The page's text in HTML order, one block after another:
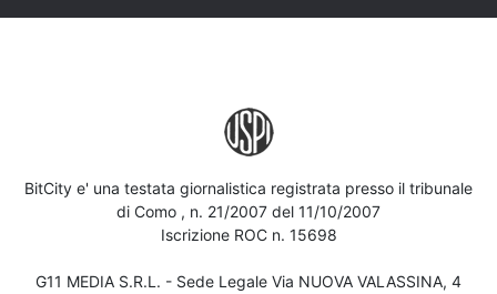
BitCity e' una testata giornalistica registrata presso il tribunale
di Como , n. 21/2007 del 11/10/2007
Iscrizione ROC n. 15698
G11 MEDIA S.R.L. - Sede Legale Via NUOVA VALASSINA, 4